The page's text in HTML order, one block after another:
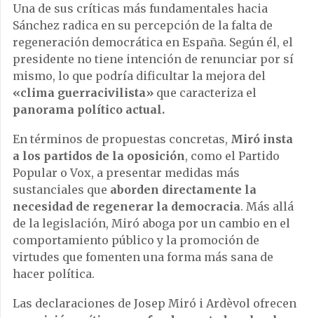
Una de sus críticas más fundamentales hacia
Sánchez radica en su percepción de la falta de
regeneración democrática en España. Según él, el
presidente no tiene intención de renunciar por sí
mismo, lo que podría dificultar la mejora del
«clima guerracivilista» que caracteriza el
panorama político actual.
En términos de propuestas concretas, Miró insta
a los partidos de la oposición, como el Partido
Popular o Vox, a presentar medidas más
sustanciales que aborden directamente la
necesidad de regenerar la democracia. Más allá
de la legislación, Miró aboga por un cambio en el
comportamiento público y la promoción de
virtudes que fomenten una forma más sana de
hacer política.
Las declaraciones de Josep Miró i Ardèvol ofrecen